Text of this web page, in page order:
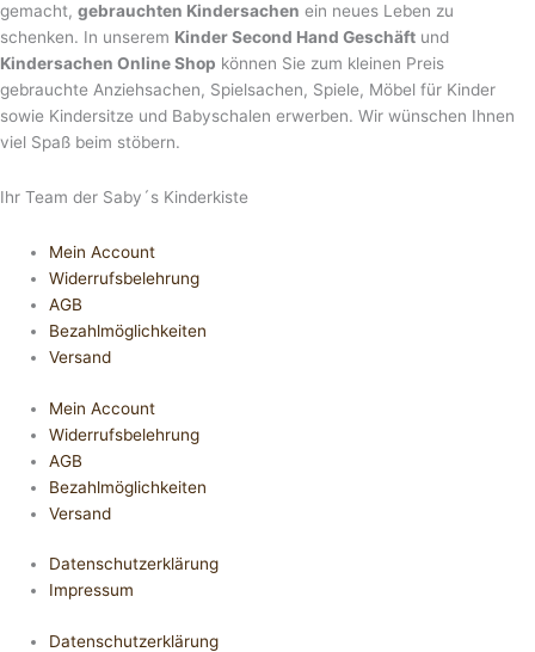
gemacht, gebrauchten Kindersachen ein neues Leben zu
schenken. In unserem Kinder Second Hand Geschäft und
Kindersachen Online Shop können Sie zum kleinen Preis
gebrauchte Anziehsachen, Spiel­sachen, Spiele, Möbel für Kinder
sowie Kindersitze und Babyschalen erwerben. Wir wünschen Ihnen
viel Spaß beim stöbern.
Ihr Team der Saby´s Kinderkiste
Mein Account
Widerrufsbelehrung
AGB
Bezahlmöglichkeiten
Versand
Mein Account
Widerrufsbelehrung
AGB
Bezahlmöglichkeiten
Versand
Datenschutzerklärung
Impressum
Datenschutzerklärung